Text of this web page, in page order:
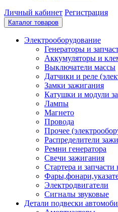
Личный кабинет Регистрация
Каталог товаров
Электрооборудование
Генераторы и
Аккумуляторы и
Выключатели массы
Датчики и реле
Замки зажигания
Катушки и модули
Лампы
Магнето
Провода
Прочее
Распределители
Ремни генератора
Свечи зажигания
Стартера и
Электродвигатели
Сигналы звуковые
Детали подвески